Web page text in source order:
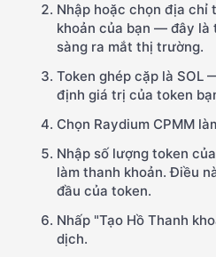
Nhập hoặc chọn địa chỉ
khoản của bạn — đây là
sàng ra mắt thị trường.
Token ghép cặp là SOL
định giá trị của token
Chọn Raydium CPMM
Nhập số lượng token
làm thanh khoản. Điều
đầu của token.
Nhấp "Tạo Hồ Thanh
dịch.